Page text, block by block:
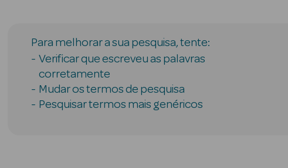
Para melhorar a sua pesquisa, tente:
Verificar que escreveu as palavras
corretamente
Mudar os termos de pesquisa
Pesquisar termos mais genéricos